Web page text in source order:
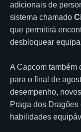
adicionais de
sistema chamado
que permitirá
desbloquear
A Capcom também
para o final de
desempenho,
Praga dos
habilidades